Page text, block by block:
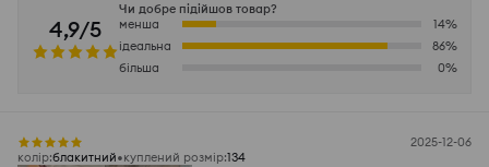
4,9/5
Чи добре підійшов товар?
менша
14%
ідеальна
86%
більша
0%
2025-12-06
колір:блакитний куплений розмір:134